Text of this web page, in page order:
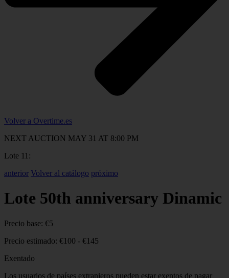
Volver a Overtime.es
NEXT AUCTION MAY 31 AT 8:00 PM
Lote 11:
anterior Volver al catálogo próximo
Lote 50th anniversary Dinamic
Precio base: €5
Precio estimado: €100 - €145
Exentado
Los usuarios de países extranjeros pueden estar exentos de pagar